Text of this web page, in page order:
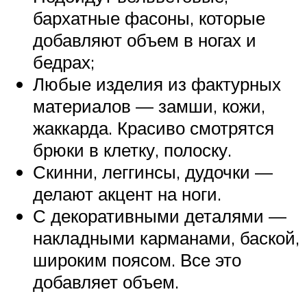
бархатные фасоны, которые
добавляют объем в ногах и
бедрах;
Любые изделия из фактурных
материалов — замши, кожи,
жаккарда. Красиво смотрятся
брюки в клетку, полоску.
Скинни, леггинсы, дудочки —
делают акцент на ноги.
С декоративными деталями —
накладными карманами, баской,
широким поясом. Все это
добавляет объем.